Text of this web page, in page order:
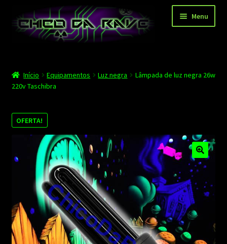
para
navegação
para
Menu
Depoimentos
Carrinho
Finalizar compra
Minha conta
Contato
Início Equipamentos Luz negra
Lâmpada de luz negra 26w
220v Taschibra
OFERTA!